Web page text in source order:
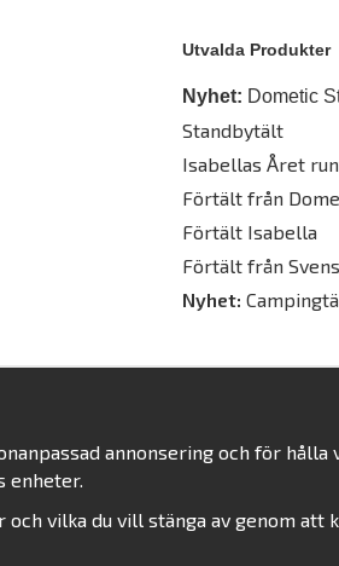
Utvalda Produkter
Nyhet: Dometic
Standbytält
Isabellas Året
Förtält från
Förtält Isabella
Förtält från
Nyhet:
annonsering och för
enheter.
vilka du vill stänga av genom att